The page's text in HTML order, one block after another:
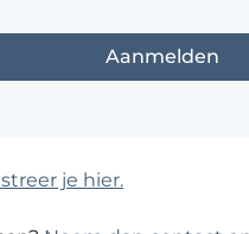
je hier.